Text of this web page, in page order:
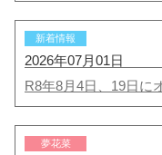
新着情報
2026年07月01日
R8年8月4日、19日に
夢花菜